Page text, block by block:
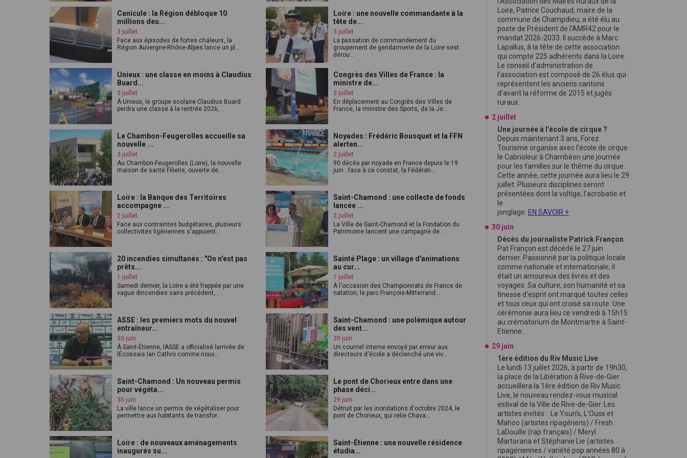
Canicule : la Région débloque 10
millions deu...
3 juillet
Face aux épisodes de fortes chaleurs, la
Région Auvergne-Rhône-Alpes lance un pl...
Loire : une nouvelle commandante à la
tête de...
3 juillet
La passation de commandement du
groupement de gendarmerie de la Loire sest
dérou...
Unieux : une classe en moins à Claudius
Buard...
3 juillet
À Unieux, le groupe scolaire Claudius Buard
perdra une classe à la rentrée 2026,...
Congrès des Villes de France : la
ministre de...
3 juillet
En déplacement au Congrès des Villes de
France, la ministre des Sports, de la Je...
Le Chambon-Feugerolles accueille sa
nouvelle ...
3 juillet
Au Chambon-Feugerolles (Loire), la nouvelle
maison de santé Filieris, ouverte de...
Noyades : Frédéric Bousquet et la FFN
alerten...
2 juillet
90 décès par noyade en France depuis le 19
juin : face à ce constat, la Fédérati...
Loire : la Banque des Territoires
accompagne ...
2 juillet
Face aux contraintes budgétaires, plusieurs
collectivités ligériennes s'appuient...
Saint-Chamond : une collecte de fonds
lancée ...
2 juillet
La Ville de Saint-Chamond et la Fondation du
Patrimoine lancent une campagne de ...
20 incendies simultanés : "On n'est pas
prêts...
1 juillet
Samedi dernier, la Loire a été frappée par une
vague dincendies sans précédent, ...
Sainté Plage : un village d'animations
au cur...
1 juillet
À l'occasion des Championnats de France de
natation, le parc François-Mitterrand...
ASSE : les premiers mots du nouvel
entraîneur...
30 juin
À Saint-Étienne, lASSE a officialisé larrivée de
lÉcossais Ian Cathro comme nouv...
Saint-Chamond : une polémique autour
des vent...
30 juin
Un courriel interne envoyé par erreur aux
directeurs d'école a déclenché une viv...
Saint-Chamond : Un nouveau permis
pour végéta...
30 juin
La ville lance un permis de végétaliser pour
permettre aux habitants de transfor...
Le pont de Chorieux entre dans une
phase déci...
29 juin
Détruit par les inondations d'octobre 2024, le
pont de Chorieux, qui relie Chava...
Loire : de nouveaux aménagements
inaugurés su...
Saint-Étienne : une nouvelle résidence
étudia...
Loire, Patrice Couchaud, maire de la
commune de Champdieu, a été élu au
poste de Président de l'AMR42 pour le
mandat 2026-2033. Il succède à Marc
Lapallus, à la tête de cette association
qui compte 225 adhérents dans la Loire.
Le conseil d'administration de
l'association est composé de 26 élus qui
représentent les anciens cantons
d'avant la réforme de 2015 et jugés
ruraux.
2 juillet
Une journée à l’école de cirque ?
Depuis maintenant 3 ans, Forez
Tourisme organise avec l’école de cirque
le Cabrioleur à Chambéon une journée
pour les familles sur le thême du cirque.
Cette année, cette journée aura lieu le 29
juillet. Plusieurs disciplines seront
présentées dont la voltige, l’acrobatie et
le
jonglage. EN SAVOIR +
30 juin
Décès du journaliste Patrick Françon
Pat Françon est décédé le 27 juin
dernier. Passionné par la politique locale
comme nationale et internationale, il
était un amoureux des livres et des
voyages. Sa culture, son humanité et sa
finesse d'esprit ont marqué toutes celles
et tous ceux qui ont croisé sa route. Une
cérémonie aura lieu ce vendredi à 15h15
au crématorium de Montmartre à Saint-
Etienne.
29 juin
1ère édition du Riv Music Live
Le lundi 13 juillet 2026, à partir de 19h30,
la place de la Libération à Rive-de-Gier
accueillera la 1ère édition de Riv Music
Live, le nouveau rendez-vous musical
estival de la Ville de Rive-de-Gier. Les
artistes invités : Le Youn’s, L'Ouss et
Mahoo (artistes ripagériens) / Fresh
LaDouille (rap français) / Meryl
Martorana et Stéphanie Lie (artistes
ripagériennes / variété pop années 80 à